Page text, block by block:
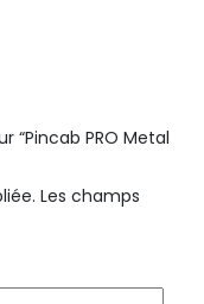
“Pincab PRO Metal
Les champs